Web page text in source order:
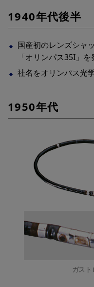
1940年代後半
国産初のレンズシャ
「オリンパス35I」を
社名をオリンパス光
1950年代
ガスト